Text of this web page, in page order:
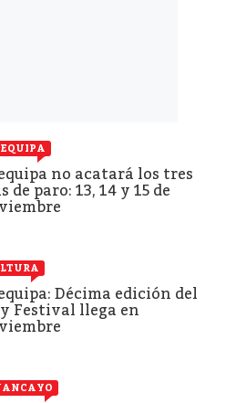
no acatará los tres
de paro: 13, 14 y 15 de
Décima edición del
Festival llega en